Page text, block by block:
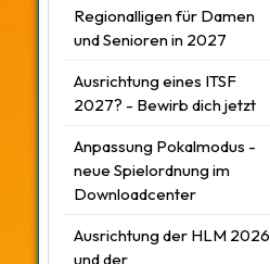
Regionalligen für Damen
und Senioren in 2027
Ausrichtung eines ITSF
2027? - Bewirb dich jetzt
Anpassung Pokalmodus -
neue Spielordnung im
Downloadcenter
Ausrichtung der HLM 2026
und der